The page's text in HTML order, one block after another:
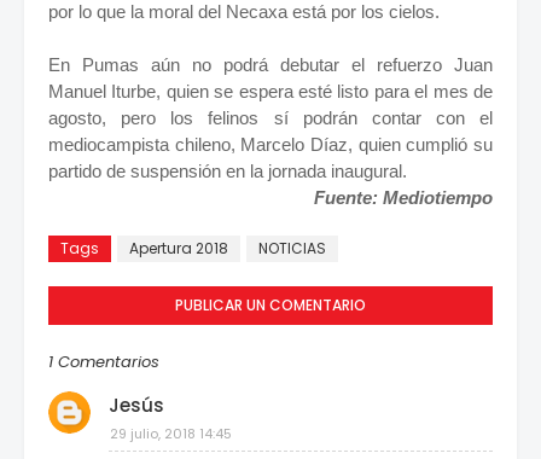
por lo que la moral del Necaxa está por los cielos.
En Pumas aún no podrá debutar el refuerzo Juan
Manuel Iturbe, quien se espera esté listo para el mes de
agosto, pero los felinos sí podrán contar con el
mediocampista chileno, Marcelo Díaz, quien cumplió su
partido de suspensión en la jornada inaugural.
Fuente: Mediotiempo
Tags Apertura 2018 NOTICIAS
PUBLICAR UN COMENTARIO
1 Comentarios
Jesús
29 julio, 2018 14:45